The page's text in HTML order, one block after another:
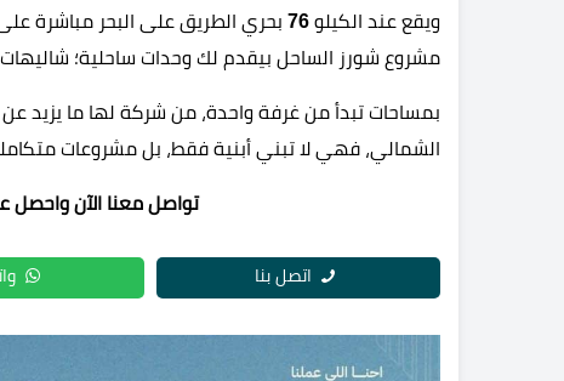
ويقع عند الكيلو 76 بحري الطريق على البحر مباشرة
مشروع شورز الساحل بيقدم لك وحدات ساحلية؛
بمساحات تبدأ من غرفة واحدة، من شركة لها ما يزيد عن
الشمالي، فهي لا تبني أبنية فقط، بل مشروعات
تواصل معنا الآن واحصل
اتصل بنا